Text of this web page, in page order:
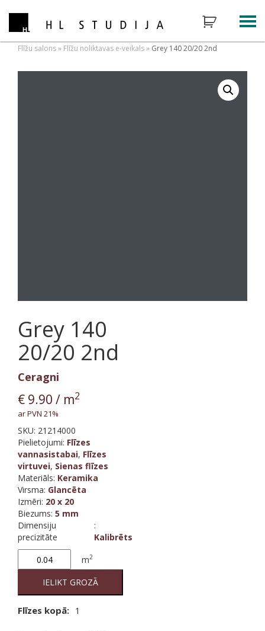
Flīžu salons» Flīžu noliktavas e-veikals» Grey 140 20/20 2nd
Grey 140
20/20 2nd
Ceragni
€ 9.90 / m2
ar PVN 21%
SKU: 21214000
Pielietojumi: Flīzes
vannasistabai, Flīzes
virtuvei, Sienas flīzes
Materiāls: Keramika
Virsma: Glancēta
Izmēri: 20 x 20
Biezums: 5 mm
Dimensiju
precizitāte
:
Kalibrēts
140
m2
IELIKT GROZĀ
Flīzes kopā: 1